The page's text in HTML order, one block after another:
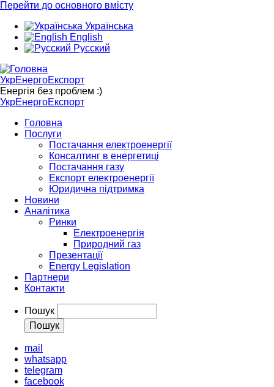
Перейти до основного вмісту
Українська
English
Русский
УкрЕнергоЕкспорт
Енергія без проблем :)
УкрЕнергоЕкспорт
Головна
Послуги
Постачання електроенергії
Консалтинг в енергетиці
Постачання газу
Експорт електроенергії
Юридична підтримка
Новини
Аналітика
Ринки
Електроенергія
Природний газ
Презентації
Energy Legislation
Партнери
Контакти
Пошук
mail
whatsapp
telegram
facebook